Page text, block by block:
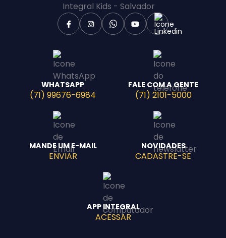
WHATSAPP
(71) 99676-6984
FALE COM A GENTE
(71) 2101-5000
MANDE UM E-MAIL
ENVIAR
NOVIDADES
CADASTRE-SE
APP INTEGRAL
ACESSAR
Agende uma visita
Enviar E-mail